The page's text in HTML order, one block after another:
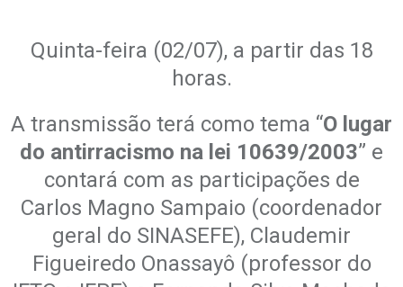
Quinta-feira (02/07), a partir das 18
horas.
A transmissão terá como tema “O lugar
do antirracismo na lei 10639/2003” e
contará com as participações de
Carlos Magno Sampaio (coordenador
geral do SINASEFE), Claudemir
Figueiredo Onassayô (professor do